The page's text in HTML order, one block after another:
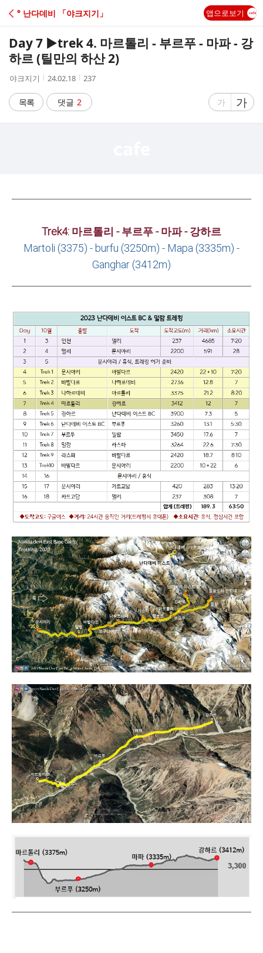
C
A
° 난다데비 「야크지기­」 앱으로보기
Day 7 ▶trek 4. 마르톨리 - 부르푸 - 마파 - 강
하르 (틸만의 하산 2)
작
자
야크지기
작
시
간
24.02.18
조
수
237
목록 댓글 2
글
가
글
자
가
Trek4: 마르톨리 - 부르푸 - 마파 - 강하르
Martoli (3375) - burfu (3250m) - Mapa (3335m) -
Ganghar (3412m)